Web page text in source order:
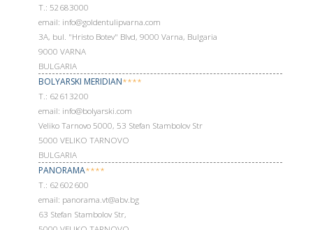
Т.: 52683000
email: info@goldentulipvarna.com
3A, bul. "Hristo Botev" Blvd, 9000 Varna, Bulgaria
9000 VARNA
BULGARIA
BOLYARSKI MERIDIAN****
Т.: 62613200
email: info@bolyarski.com
Veliko Tarnovo 5000, 53 Stefan Stambolov Str
5000 VELIKO TARNOVO
BULGARIA
PANORAMA****
Т.: 62602600
email: panorama.vt@abv.bg
63 Stefan Stambolov Str,